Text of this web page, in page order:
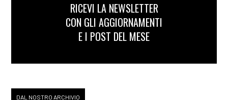
RICEVI LA NEWSLETTER
CON GLI AGGIORNAMENTI
E I POST DEL MESE
DAL NOSTRO ARCHIVIO